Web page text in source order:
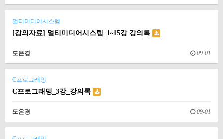
멀티미디어시스템
[강의자료] 멀티미디어시스템_1~15강 강의록
도은경 09-01
C프로그래밍
C프로그래밍_3강_강의록
도은경 09-01